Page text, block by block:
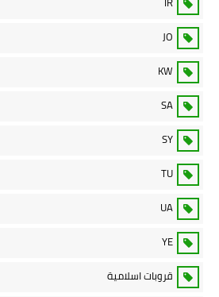
JO
KW
SA
SY
TU
UA
YE
قروبات اسلامية